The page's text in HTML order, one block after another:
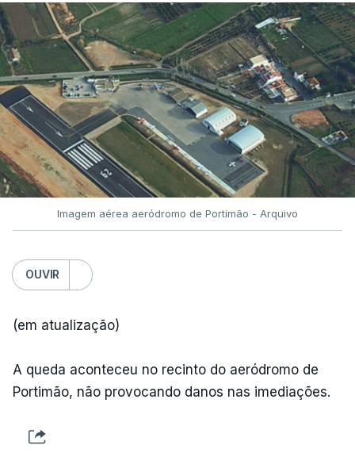
Imagem aérea aeródromo de Portimão - Arquivo
OUVIR
(em atualização)
A queda aconteceu no recinto do aeródromo de
Portimão, não provocando danos nas imediações.